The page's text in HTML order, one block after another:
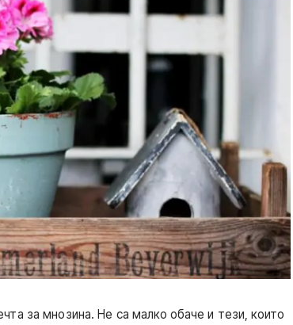
за мнозина. Не са малко обаче и тези, които